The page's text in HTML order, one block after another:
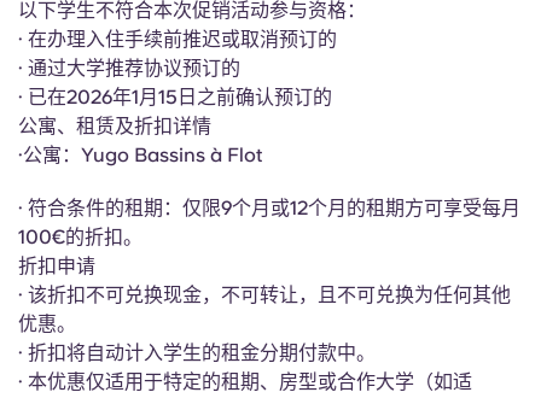
Chinese
Español
Català
Deutsch
Italian
French
登录
以下学生不符合本次促销活动参与资格：
· 在办理入住手续前推迟或取消预订的
· 通过大学推荐协议预订的
· 已在2026年1月15日之前确认预订的
公寓、租赁及折扣详情
·公寓：Yugo Bassins à Flot
· 符合条件的租期：仅限9个月或12个月的租期方可享受每月
100€的折扣。
折扣申请
· 该折扣不可兑换现金，不可转让，且不可兑换为任何其他
优惠。
· 折扣将自动计入学生的租金分期付款中。
· 本优惠仅适用于特定的租期、房型或合作大学（如适